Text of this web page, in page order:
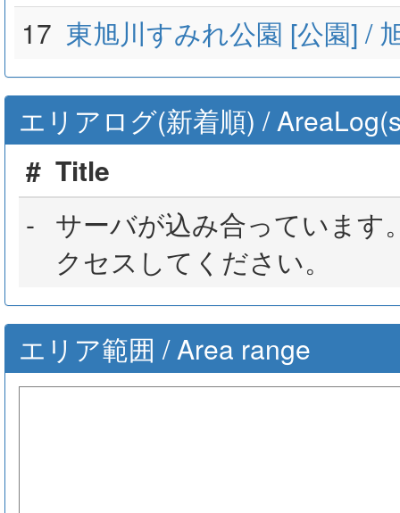
17 東旭川すみれ公園 [公園] /
エリアログ(新着順) /
# Title
- サーバが込み合っていま
クセスしてください。
エリア範囲 / Area range